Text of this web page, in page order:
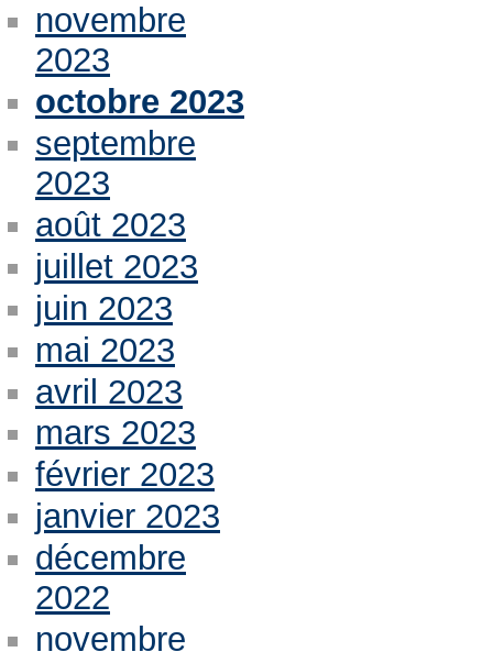
novembre
2023
octobre 2023
septembre
2023
août 2023
juillet 2023
juin 2023
mai 2023
avril 2023
mars 2023
février 2023
janvier 2023
décembre
2022
novembre